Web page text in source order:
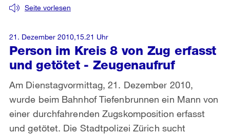
Person im Kreis 8 von Zug erfasst
und getötet - Zeugenaufruf
Seite vorlesen
Am Dienstagvormittag, 21. Dezember 2010,
wurde beim Bahnhof Tiefenbrunnen ein Mann von
einer durchfahrenden Zugskomposition erfasst
und getötet. Die Stadtpolizei Zürich sucht
21. Dezember 2010,15.21 Uhr